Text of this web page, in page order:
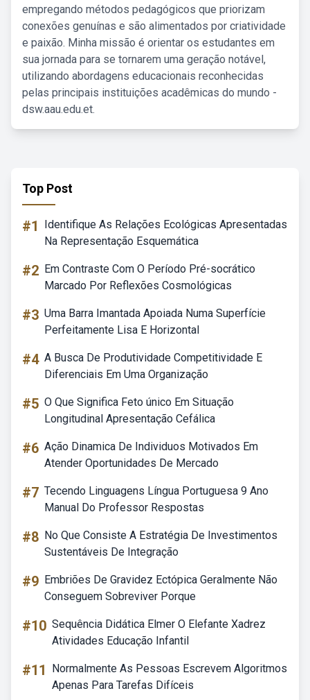
empregando métodos pedagógicos que priorizam
conexões genuínas e são alimentados por criatividade
e paixão. Minha missão é orientar os estudantes em
sua jornada para se tornarem uma geração notável,
utilizando abordagens educacionais reconhecidas
pelas principais instituições acadêmicas do mundo -
dsw.aau.edu.et.
Top Post
#1
Identifique As Relações Ecológicas Apresentadas
Na Representação Esquemática
#2 Em Contraste Com O Período Pré-socrático
Marcado Por Reflexões Cosmológicas
#3 Uma Barra Imantada Apoiada Numa Superfície
Perfeitamente Lisa E Horizontal
#4 A Busca De Produtividade Competitividade E
Diferenciais Em Uma Organização
#5 O Que Significa Feto único Em Situação
Longitudinal Apresentação Cefálica
#6 Ação Dinamica De Individuos Motivados Em
Atender Oportunidades De Mercado
#7 Tecendo Linguagens Língua Portuguesa 9 Ano
Manual Do Professor Respostas
#8 No Que Consiste A Estratégia De Investimentos
Sustentáveis De Integração
#9 Embriões De Gravidez Ectópica Geralmente Não
Conseguem Sobreviver Porque
#10 Sequência Didática Elmer O Elefante Xadrez
Atividades Educação Infantil
#11
Normalmente As Pessoas Escrevem Algoritmos
Apenas Para Tarefas Difíceis